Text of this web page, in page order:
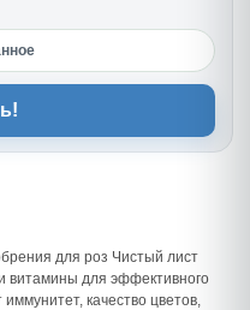
для роз Чистый лист
витамины для эффективного
качество цветов,